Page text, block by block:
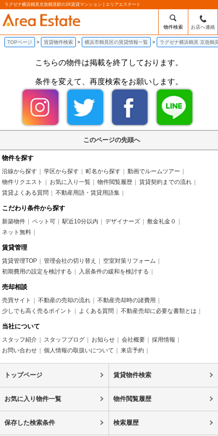
ラグゼナ横浜鶴見京急鶴見駅の1K賃貸マンション | エリアエステート
物件検索 お店へ連絡
TOPページ 賃貸物件検索 横浜市鶴見区の賃貸情報一覧 ラグゼナ横浜鶴見 京急鶴
こちらの物件は掲載を終了しております。
条件を変えて、再度検索をお願いします。
このページの先頭へ
物件を探す
沿線から探す 学区から探す 町名から探す
動画でルームツアー
物件リクエスト
お気に入り一覧 物件閲覧履歴
賃貸契約までの流れ
賃貸よくある質問
不動産用語・賃貸用語集
こだわり条件から探す
新築物件 ペット可 駅近10分以内 デザイナーズ
敷金礼金０
ネット無料
賃貸管理
賃貸管理TOP 管理会社の切り替え
空室対策リフォーム
初期費用の設定を検討する
入居条件の緩和を検討する
売却相談
売買サイト 不動産の売却の流れ
不動産売却時の諸費用
少しでも高く売るポイント
よくある質問 不動産売却に必要な書類とは
当社について
スタッフ紹介 スタッフブログ お知らせ 会社概要
採用情報
お問い合わせ
個人情報の取扱いについて 来店予約
トップページ 賃貸物件検索
お気に入り物件一覧 物件閲覧履歴
保存した検索条件 検索履歴